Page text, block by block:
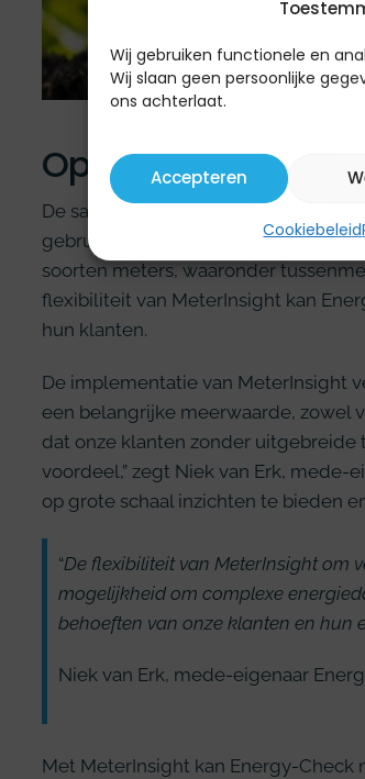
Wij gebruiken functionele en
Wij slaan geen persoonlijke
ons achterlaat.
Accepteren
Cookiebeleid
Oplossing:
De samenwerking met MeterInsight
gebruiksvriendelijk
soorten meters, waaronder
flexibiliteit van MeterInsight kan
hun klanten.
De implementatie van MeterInsight
een belangrijke meerwaarde, zowel
dat onze klanten zonder uitgebreide
voordeel,” zegt Niek van Erk, mede-
op grote schaal inzichten te bieden
“De flexibiliteit van MeterInsight om
mogelijkheid om complexe
behoeften van onze klanten en hun
Niek van Erk, mede-eigenaar
Met MeterInsight kan Energy-